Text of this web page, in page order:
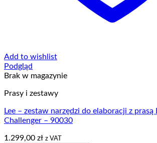
Add to wishlist
Podgląd
Brak w magazynie
Prasy i zestawy
Lee – zestaw narzędzi do elaboracji z prasą
Challenger – 90030
1.299,00 zł z VAT